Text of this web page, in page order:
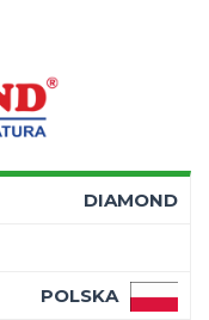
DIAMOND
POLSKA